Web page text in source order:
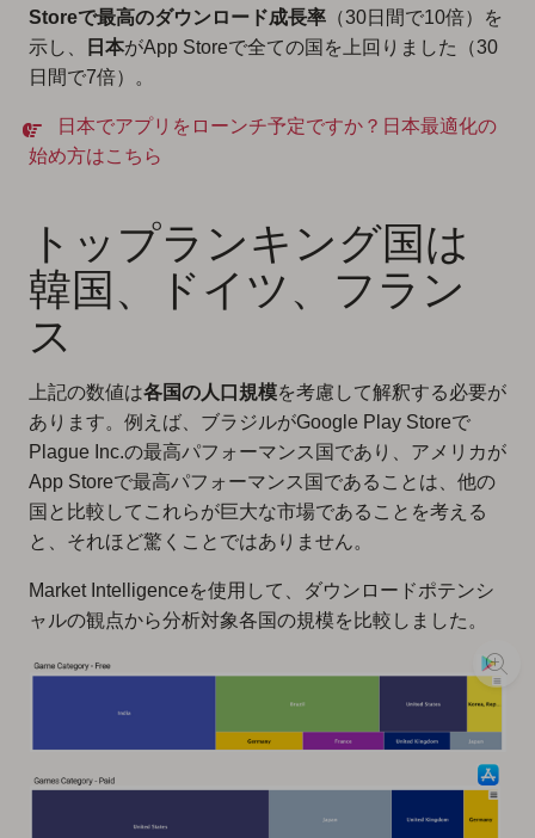
Storeで最高のダウンロード成長率 （30日間で10倍）を
示し、
日本がApp Storeで全ての国を上回りました（30
日間で7倍）。
日本でアプリをローンチ予定ですか？日本最適化の
始め方はこちら
トップランキング国は
韓国、ドイツ、フラン
ス
上記の数値は各国の人口規模を考慮して解釈する必要が
あります。例えば、ブラジルがGoogle Play Storeで
Plague Inc.の最高パフォーマンス国であり、アメリカが
App Storeで最高パフォーマンス国であることは、他の
国と比較してこれらが巨大な市場であることを考える
と、それほど驚くことではありません。
Market Intelligenceを使用して、ダウンロードポテンシ
ャルの観点から分析対象各国の規模を比較しました。